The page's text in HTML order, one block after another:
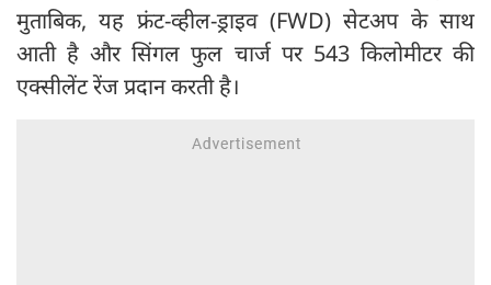
मुताबिक, यह फ्रंट-व्हील-ड्राइव (FWD) सेटअप के साथ
आती है और सिंगल फुल चार्ज पर 543 किलोमीटर की
एक्सीलेंट रेंज प्रदान करती है।